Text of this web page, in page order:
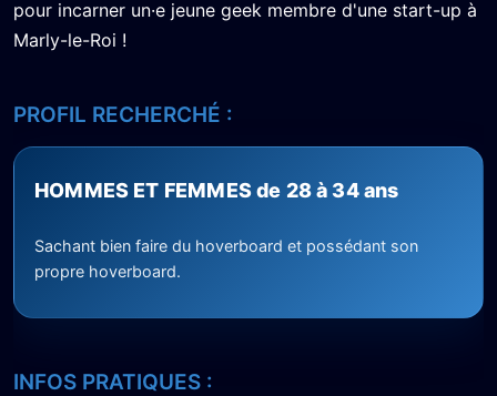
pour incarner un·e jeune geek membre d'une start-up à
Marly-le-Roi !
PROFIL RECHERCHÉ :
HOMMES ET FEMMES de 28 à 34 ans
Sachant bien faire du hoverboard et possédant son
propre hoverboard.
INFOS PRATIQUES :